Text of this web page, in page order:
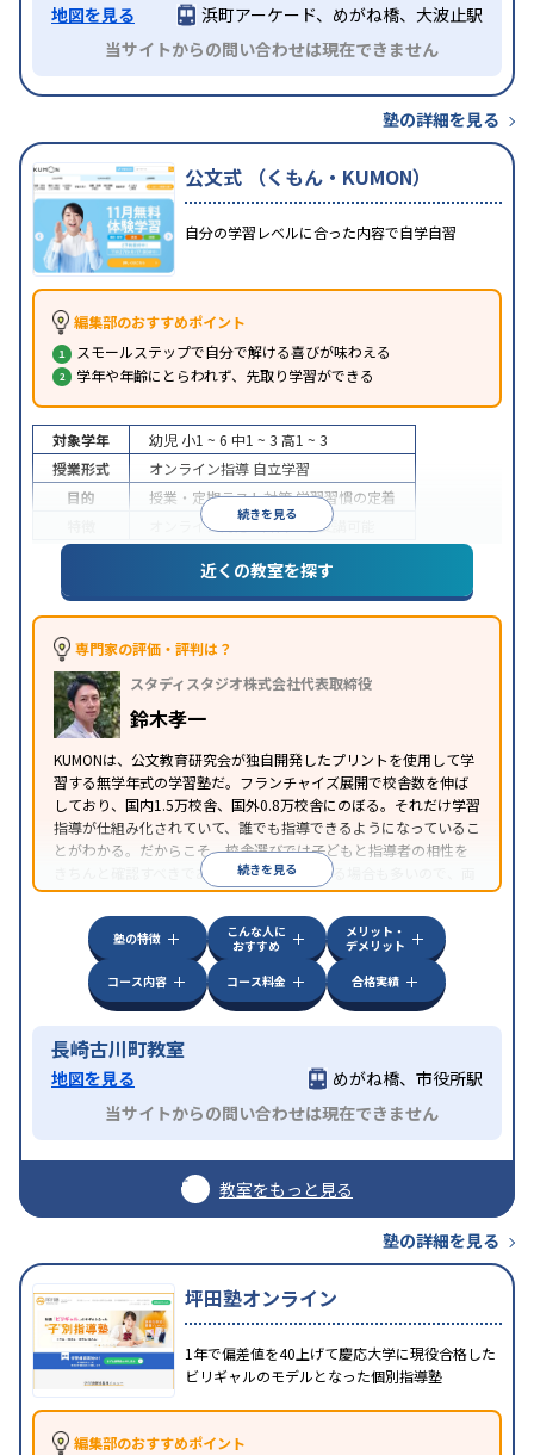
地図を見る
浜町アーケード、めがね橋、大波止駅
当サイトからの問い合わせは現在できません
塾の詳細を見る
公文式 （くもん・KUMON）
自分の学習レベルに合った内容で自学自習
編集部のおすすめポイント
スモールステップで自分で解ける喜びが味わえる
学年や年齢にとらわれず、先取り学習ができる
続きを見る
対象学年 幼児 小1 ~ 6 中1 ~ 3 高1 ~ 3
授業形式
オンライン指導 自立学習
目的
授業・定期テスト対策学習習慣の定着
オンライン対応1科目から受講可能
近くの教室を探す
専門家の評価・評判は？
スタディスタジオ株式会社代表取締役
鈴木孝一
KUMONは、公文教育研究会が独自開発したプリントを使用して学
習する無学年式の学習塾だ。フランチャイズ展開で校舎数を伸ば
しており、国内1.5万校舎、国外0.8万校舎にのぼる。それだけ学習
指導が仕組み化されていて、誰でも指導できるようになっているこ
とがわかる。だからこそ、校舎選びでは子どもと指導者の相性を
きちんと確認すべきである。近所に2校舎ある場合も多いので、両
方見学してみることをオススメする。
続きを見る
塾の特徴
こんな人に
おすすめ
メリット・
デメリット
コース内容
コース料金 合格実績
長崎古川町教室
地図を見る
めがね橋、市役所駅
当サイトからの問い合わせは現在できません
教室をもっと見る
塾の詳細を見る
坪田塾オンライン
1年で偏差値を40上げて慶応大学に現役合格した
ビリギャルのモデルとなった個別指導塾
編集部のおすすめポイント